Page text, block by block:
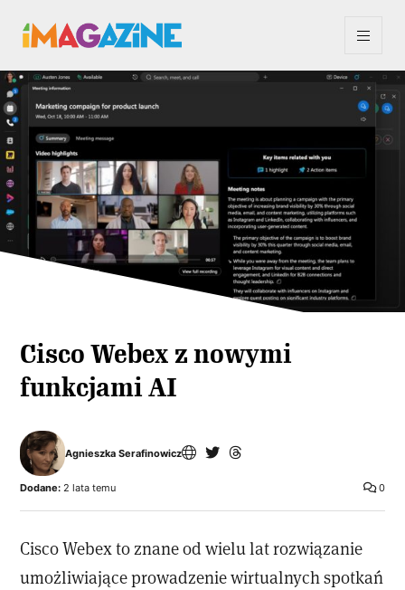
Cisco Webex z nowymi
funkcjami AI
Agnieszka Serafinowicz
0
Dodane: 2 lata temu
Cisco Webex to znane od wielu lat rozwiązanie
umożliwiające prowadzenie wirtualnych spotkań